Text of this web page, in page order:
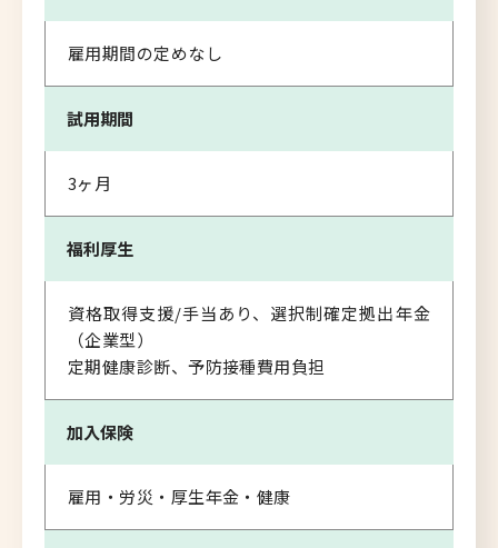
雇用期間の定めなし
試用期間
3ヶ月
福利厚生
資格取得支援/手当あり、選択制確定拠出年金
（企業型）
定期健康診断、予防接種費用負担
加入保険
雇用・労災・厚生年金・健康